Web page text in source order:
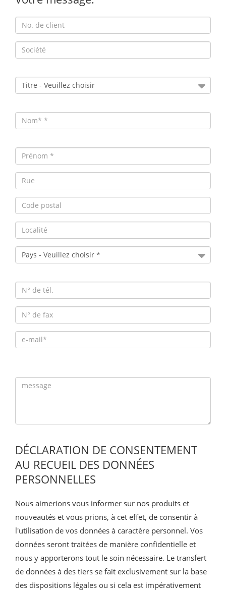
DÉCLARATION DE CONSENTEMENT
AU RECUEIL DES DONNÉES
PERSONNELLES
Nous aimerions vous informer sur nos produits et
nouveautés et vous prions, à cet effet, de consentir à
l'utilisation de vos données à caractère personnel. Vos
données seront traitées de manière confidentielle et
nous y apporterons tout le soin nécessaire. Le transfert
de données à des tiers se fait exclusivement sur la base
des dispositions légales ou si cela est impérativement